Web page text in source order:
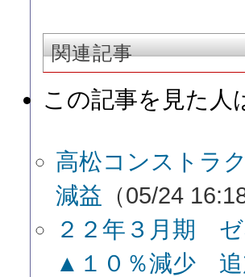
関連記事
この記事を見た人
高松コンストラ
減益 （05/24
２２年３月期
▲１０％減少 追